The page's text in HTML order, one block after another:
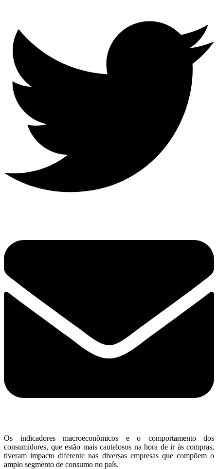
Os indicadores macroeconômicos e o comportamento dos
consumidores, que estão mais cautelosos na hora de ir às compras,
tiveram impacto diferente nas diversas empresas que compõem o
amplo segmento de consumo no país.